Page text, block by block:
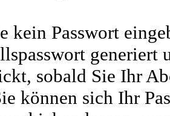
kein Passwort
generiert
sobald Sie Ihr
können sich Ihr